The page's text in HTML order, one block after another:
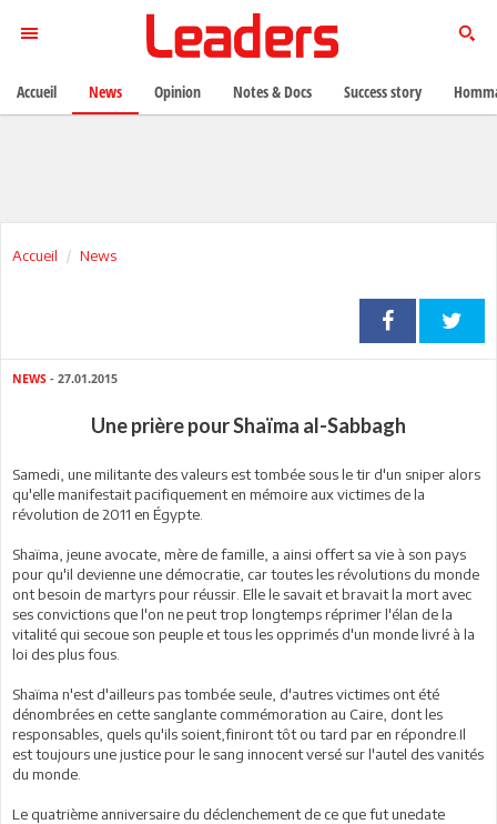
Accueil News
NEWS - 27.01.2015
Une prière pour Shaïma al-Sabbagh
Samedi, une militante des valeurs est tombée sous le tir d'un sniper alors
qu'elle manifestait pacifiquement en mémoire aux victimes de la
révolution de 2011 en Égypte.
Shaïma, jeune avocate, mère de famille, a ainsi offert sa vie à son pays
pour qu'il devienne une démocratie, car toutes les révolutions du monde
ont besoin de martyrs pour réussir. Elle le savait et bravait la mort avec
ses convictions que l'on ne peut trop longtemps réprimer l'élan de la
vitalité qui secoue son peuple et tous les opprimés d'un monde livré à la
loi des plus fous.
Shaïma n'est d'ailleurs pas tombée seule, d'autres victimes ont été
dénombrées en cette sanglante commémoration au Caire, dont les
responsables, quels qu'ils soient,finiront tôt ou tard par en répondre.Il
est toujours une justice pour le sang innocent versé sur l'autel des vanités
du monde.
Le quatrième anniversaire du déclenchement de ce que fut unedate
Accueil News Opinion Notes & Docs Success story